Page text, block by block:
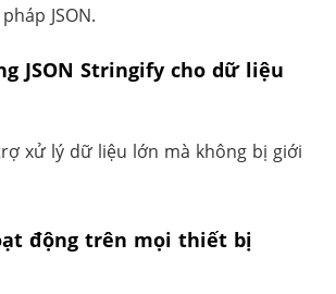
JSON.
JSON Stringify cho dữ liệu
xử lý dữ liệu lớn mà không bị giới
động trên mọi thiết bị